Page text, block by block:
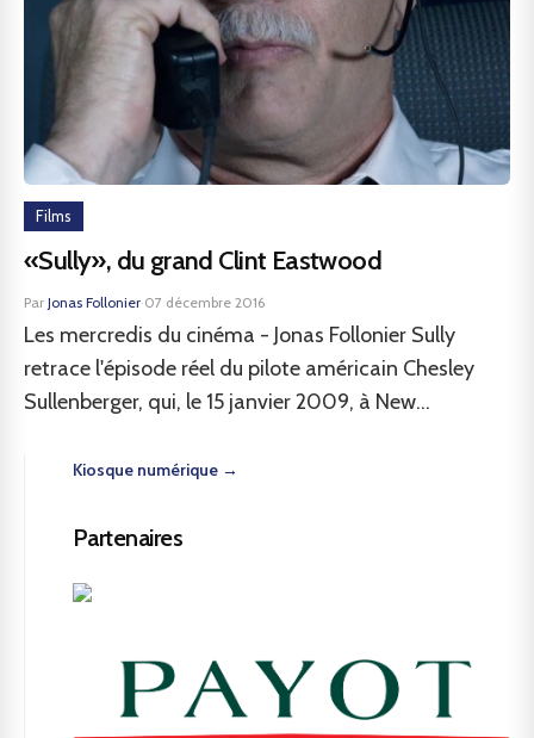
Films
«Sully», du grand Clint Eastwood
Par Jonas Follonier·07 décembre 2016
Les mercredis du cinéma - Jonas Follonier Sully
retrace l'épisode réel du pilote américain Chesley
Sullenberger, qui, le 15 janvier 2009, à New...
Kiosque numérique →
Partenaires